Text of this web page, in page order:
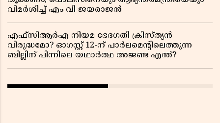
വിമർശിച്ച് എം വി ജയരാജൻ
എഫ്സിആർഎ നിയമ ഭേദഗതി ക്രിസ്ത്യൻ
വിരുദ്ധമോ? ഓഗസ്റ്റ് 12-ന് പാർലമെന്റിലെത്തുന്ന
ബില്ലിന് പിന്നിലെ യഥാർത്ഥ അജണ്ട എന്ത്?